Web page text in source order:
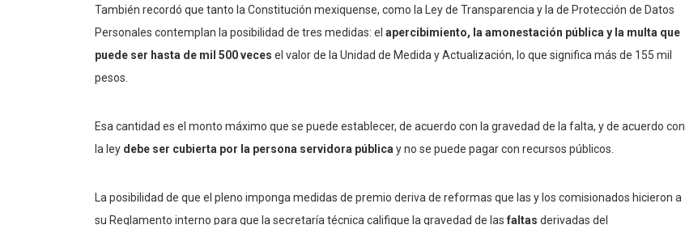
También recordó que tanto la Constitución mexiquense, como la Ley de Transparencia y la de Protección de Datos
Personales contemplan la posibilidad de tres medidas: el apercibimiento, la amonestación pública y la multa que
puede ser hasta de mil 500 veces el valor de la Unidad de Medida y Actualización, lo que significa más de 155 mil
pesos.
Esa cantidad es el monto máximo que se puede establecer, de acuerdo con la gravedad de la falta, y de acuerdo con
la ley debe ser cubierta por la persona servidora pública y no se puede pagar con recursos públicos.
La posibilidad de que el pleno imponga medidas de premio deriva de reformas que las y los comisionados hicieron a
su Reglamento interno para que la secretaría técnica califique la gravedad de las faltas derivadas del